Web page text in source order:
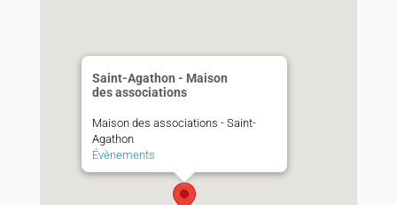
Saint-Agathon - Maison
des associations
Maison des associations - Saint-
Agathon
Évènements